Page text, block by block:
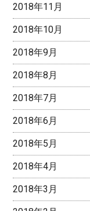
2018年11月
2018年10月
2018年9月
2018年8月
2018年7月
2018年6月
2018年5月
2018年4月
2018年3月